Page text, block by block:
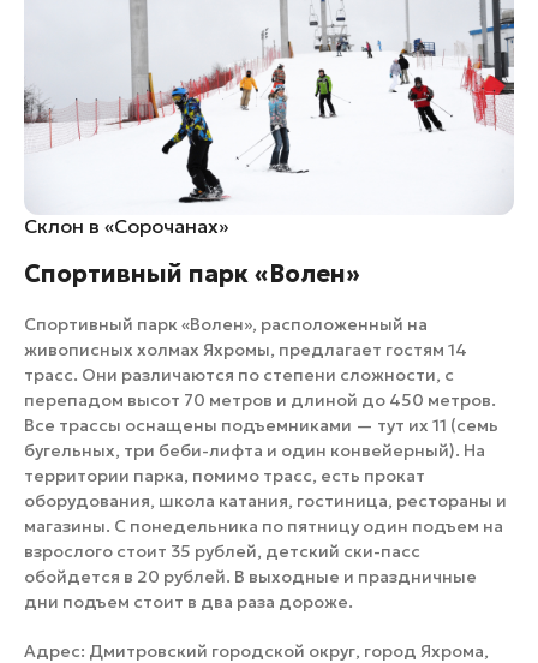
Склон в «Сорочанах»
Спортивный парк «Волен»
Спортивный парк «Волен», расположенный на
живописных холмах Яхромы, предлагает гостям 14
трасс. Они различаются по степени сложности, с
перепадом высот 70 метров и длиной до 450 метров.
Все трассы оснащены подъемниками — тут их 11 (семь
бугельных, три беби-лифта и один конвейерный). На
территории парка, помимо трасс, есть прокат
оборудования, школа катания, гостиница, рестораны и
магазины. С понедельника по пятницу один подъем на
взрослого стоит 35 рублей, детский ски-пасс
обойдется в 20 рублей. В выходные и праздничные
дни подъем стоит в два раза дороже.
Адрес: Дмитровский городской округ, город Яхрома,